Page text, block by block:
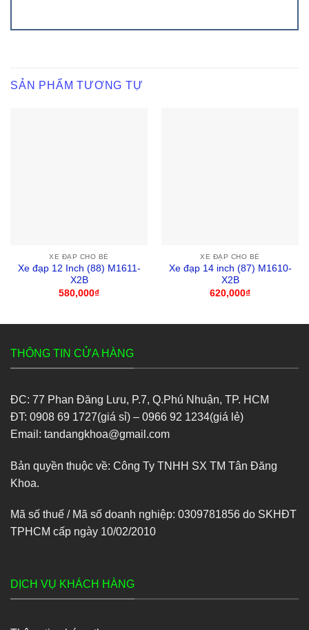
SẢN PHẨM TƯƠNG TỰ
XE ĐẠP CHO BÉ
Xe đạp 12 Inch (88) M1611-
X2B
580,000₫
XE ĐẠP CHO BÉ
Xe đạp 14 inch (87) M1610-
X2B
620,000₫
THÔNG TIN CỬA HÀNG
ĐC: 77 Phan Đăng Lưu, P.7, Q.Phú Nhuận, TP. HCM
ĐT: 0908 69 1727(giá sỉ) – 0966 92 1234(giá lẻ)
Email: tandangkhoa@gmail.com
Bản quyền thuộc về: Công Ty TNHH SX TM Tân Đăng
Khoa.
Mã số thuế / Mã số doanh nghiệp: 0309781856 do SKHĐT
TPHCM cấp ngày 10/02/2010
DỊCH VỤ KHÁCH HÀNG